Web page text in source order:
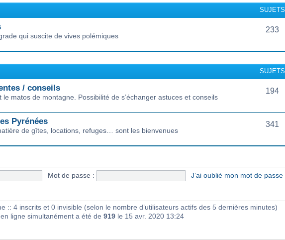
SUJETS
qui suscite de vives polémiques
233
SUJETS
/ conseils
matos de montagne. Possibilité de s’échanger astuces et conseils
194
Pyrénées
de gîtes, locations, refuges… sont les bienvenues
341
Mot de passe : J’ai oublié mon mot de passe
:: 4 inscrits et 0 invisible (selon le nombre d’utilisateurs actifs des 5 dernières minutes)
ligne simultanément a été de 919 le 15 avr. 2020 13:24